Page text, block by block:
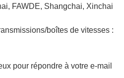
FAWDE, Shangchai, Xinchai
boîtes de vitesses :
pour répondre à votre e-mail